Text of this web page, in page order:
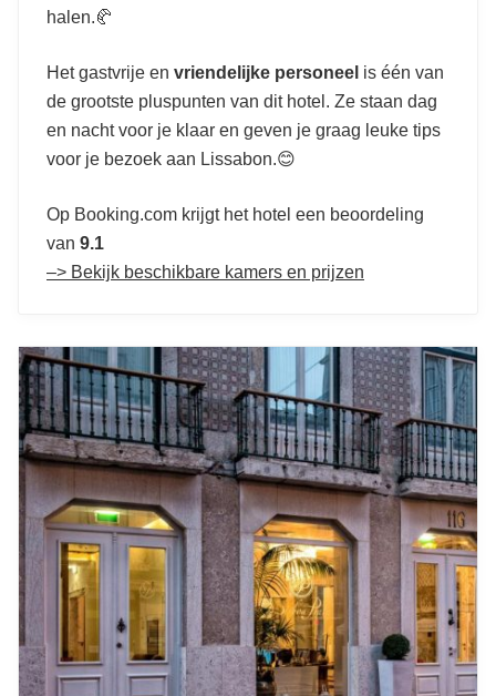
halen.🥐
Het gastvrije en vriendelijke personeel is één van
de grootste pluspunten van dit hotel. Ze staan dag
en nacht voor je klaar en geven je graag leuke tips
voor je bezoek aan Lissabon.😊
Op Booking.com krijgt het hotel een beoordeling
van 9.1
–> Bekijk beschikbare kamers en prijzen